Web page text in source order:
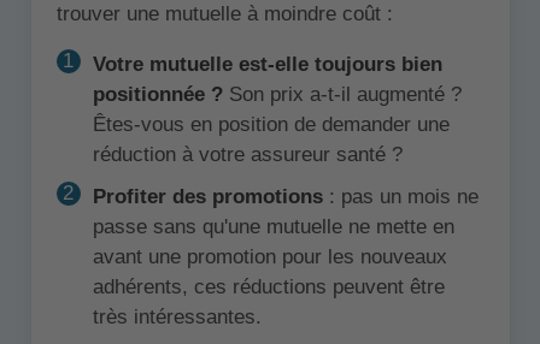
trouver une mutuelle à moindre coût :
Votre mutuelle est-elle toujours bien
positionnée ?Son prix a-t-il augmenté ?
Êtes-vous en position de demander une
réduction à votre assureur santé ?
Profiter des promotions: pas un mois ne
passe sans qu'une mutuelle ne mette en
avant une promotion pour les nouveaux
adhérents, ces réductions peuvent être
très intéressantes.